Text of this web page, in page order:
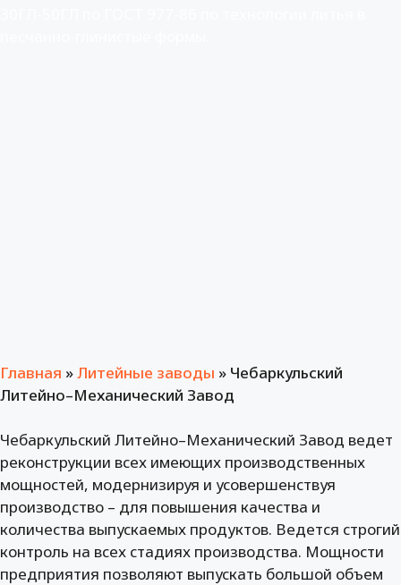
Главная »Литейные заводы » Чебаркульский
Литейно–Механический Завод
Чебаркульский Литейно–Механический Завод ведет
реконструкции всех имеющих производственных
мощностей, модернизируя и усовершенствуя
производство – для повышения качества и
количества выпускаемых продуктов. Ведется строгий
контроль на всех стадиях производства. Мощности
предприятия позволяют выпускать большой объем